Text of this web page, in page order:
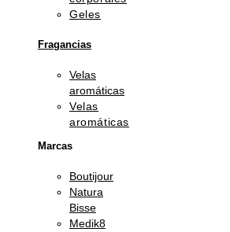
Geles
Fragancias
Velas
aromáticas
Velas
aromáticas
Marcas
Boutijour
Natura
Bisse
Medik8